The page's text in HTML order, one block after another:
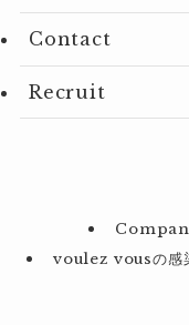
Contact
Recruit
voulez vousの感